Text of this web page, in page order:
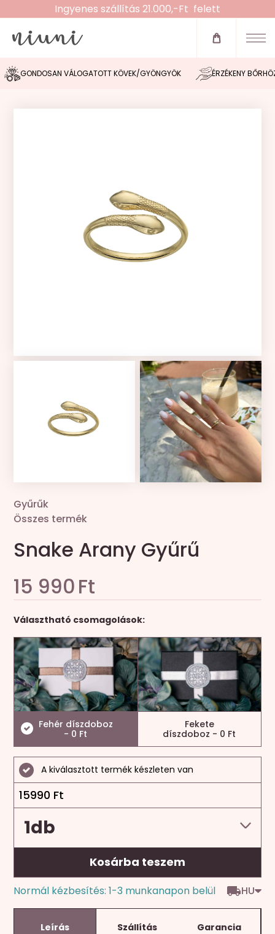
Ingyenes szállítás 21.000,-Ft felett
Újdonságok
Zsinóros karkötők
Fülbevalók
Nyakláncok
Összes termék
GONDOSAN VÁLOGATOTT KÖVEK/GYÖNGYÖK ÉRZÉKENY BŐRHÖZ
Gyűrűk
Összes termék
Snake Arany Gyűrű
15 990Ft
Választható csomagolások:
Fehér díszdoboz
- 0 Ft
Fekete
díszdoboz - 0 Ft
A kiválasztott termék készleten van
15990 Ft
Kosárba teszem
Normál kézbesítés: 1-3 munkanapon belül HU
Leírás Szállítás Garancia